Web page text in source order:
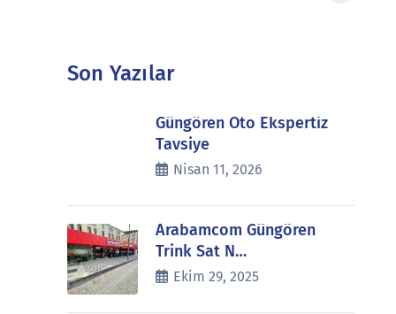
Son Yazılar
Güngören Oto Ekspertiz
Tavsiye
Nisan 11, 2026
Arabamcom Güngören
Trink Sat N…
Ekim 29, 2025